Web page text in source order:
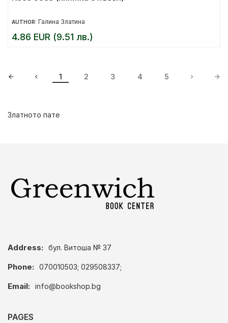
AUTHOR: Галина Златина
4.86 EUR (9.51 лв.)
1 2 3 4 5
Златното пате
Address: бул. Витоша № 37
Phone: 070010503; 029508337;
Email: info@bookshop.bg
PAGES